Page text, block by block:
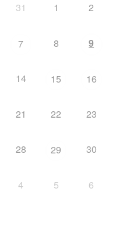
31 1 2
7 8 9
14 15 16
21 22 23
28 29 30
4 5 6